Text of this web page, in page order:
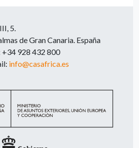
5.
de Gran Canaria. España
+34 928 432 800
info@casafrica.es